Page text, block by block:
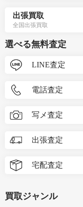
出張買取
全国出張買取
選べる無料査定
LINE査定
電話査定
写メ査定
出張査定
宅配査定
買取ジャンル